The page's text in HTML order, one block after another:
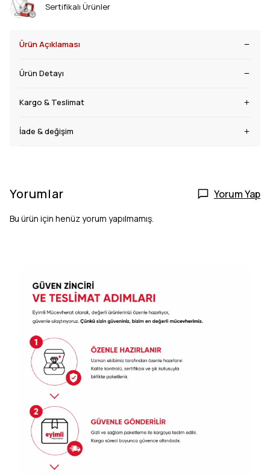
Sertifikalı Ürünler
Ürün Açıklaması
Ürün Detayı
Kargo & Teslimat
İade & değişim
Yorumlar Yorum Yap
Bu ürün için henüz yorum yapılmamış.